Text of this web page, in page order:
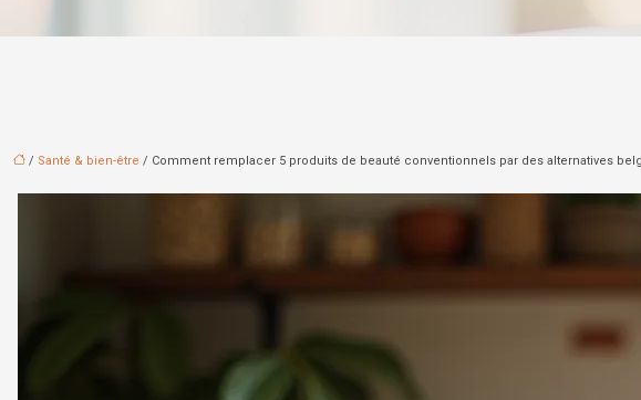
/ Santé & bien-être / Comment remplacer 5 produits de beauté conventionnels par des alternatives